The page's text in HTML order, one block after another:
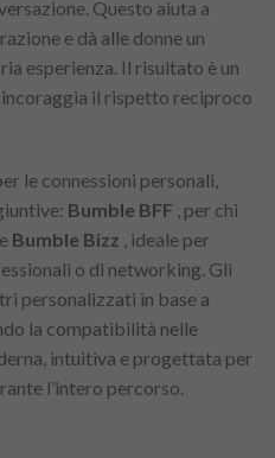
Questo aiuta a
e dà alle donne un
esperienza. Il risultato è un
il rispetto reciproco
le connessioni personali,
Bumble BFF , per chi
Bumble Bizz , ideale per
o di networking. Gli
personalizzati in base a
la compatibilità nelle
intuitiva e progettata per
l’intero percorso.